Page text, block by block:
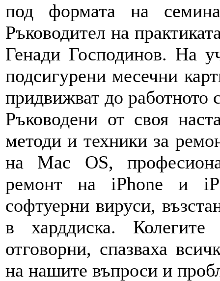
под формата на
Ръководител на
Генади Господинов. На
подсигурени месечни
придвижват до работното
Ръководени от своя
методи и техники за
на Mac OS,
ремонт на iPhone и
софтуерни вируси,
в харддиска.
отговорни, спазваха
на нашите въпроси и